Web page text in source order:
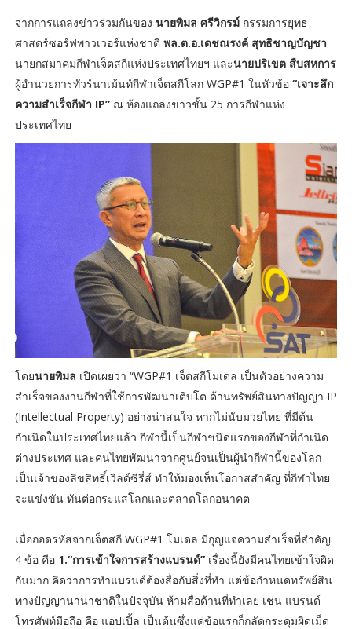
จากการแถลงข่าวร่วมกันของ นายพิมล ศรีวิกรม์กรรมการยุทธ
ศาสตร์ซอร์ฟพาวเวอร์แห่งชาติ พล.ต.อ.เดชณรงค์ สุทธิชาญบัญชา
นายกสมาคมกีฬาเจ็ตสกีแห่งประเทศไทยฯ และนายปริเขต สืบสหการ
ผู้อำนวยการทัวร์นาเม้นท์กีฬาเจ็ตสกีโลก WGP#1 ในหัวข้อ “เจาะลึก
ความสำเร็จกีฬา IP”ณ ห้องแถลงข่าวชั้น 25 การกีฬาแห่ง
ประเทศไทย
โดยนายพิมล เปิดเผยว่า “WGP#1 เจ็ตสกีโมเดล เป็นตัวอย่างความ
สำเร็จของงานกีฬาที่ใช้การพัฒนาเติบโต ด้านทรัพย์สินทางปัญญา IP
(Intellectual Property) อย่างน่าสนใจ หากไม่นับมวยไทย ที่มีต้น
กำเนิดในประเทศไทยแล้ว กีฬานี้เป็นกีฬาชนิดแรกของกีฬาที่กำเนิด
ต่างประเทศ และคนไทยพัฒนาจากศูนย์จนเป็นผู้นำกีฬานี้ของโลก
เป็นเจ้าของลิขสิทธิ์เวิลด์ซีรี่ส์ ทำให้มองเห็นโอกาสสำคัญ ที่กีฬาไทย
จะแข่งขัน ทันต่อกระแสโลกและตลาดโลกอนาคต
เมื่อถอดรหัสจากเจ็ตสกี WGP#1 โมเดล มีกุญแจความสำเร็จที่สำคัญ
4 ข้อ คือ 1.“การเข้าใจการสร้างแบรนด์”เรื่องนี้ยังมีคนไทยเข้าใจผิด
กันมาก คิดว่าการทำแบรนด์ต้องสื่อกับสิ่งที่ทำ แต่ข้อกำหนดทรัพย์สิน
ทางปัญญานานาชาติในปัจจุบัน ห้ามสื่อด้านที่ทำเลย เช่น แบรนด์
โทรศัพท์มือถือ คือ แอปเปิ้ล เป็นต้นซึ่งแค่ข้อแรกก็กลัดกระดุมผิดเม็ด